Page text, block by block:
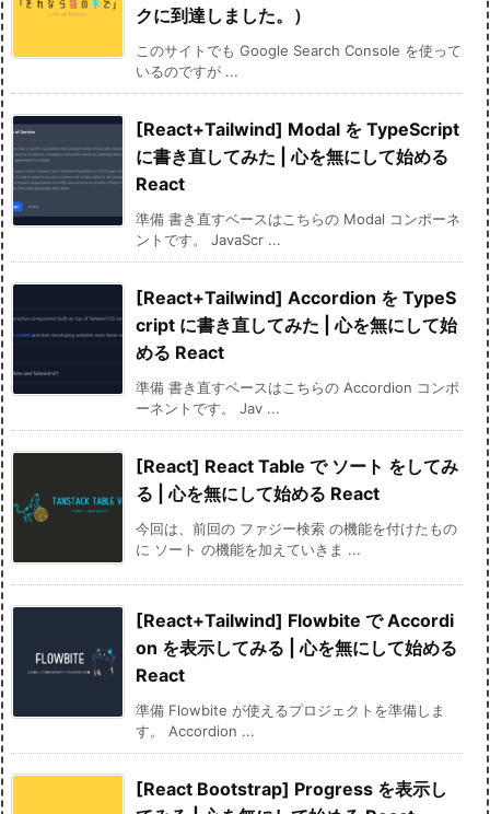
クに到達しました。）
このサイトでも Google Search Console を使って
いるのですが ...
[React+Tailwind] Modal を TypeScript
に書き直してみた | 心を無にして始める
React
準備 書き直すベースはこちらの Modal コンポーネ
ントです。 JavaScr ...
[React+Tailwind] Accordion を TypeS
cript に書き直してみた | 心を無にして始
める React
準備 書き直すベースはこちらの Accordion コンポ
ーネントです。 Jav ...
[React] React Table で ソート をしてみ
る | 心を無にして始める React
今回は、前回の ファジー検索 の機能を付けたもの
に ソート の機能を加えていきま ...
[React+Tailwind] Flowbite で Accordi
on を表示してみる | 心を無にして始める
React
準備 Flowbite が使えるプロジェクトを準備しま
す。 Accordion ...
[React Bootstrap] Progress を表示し